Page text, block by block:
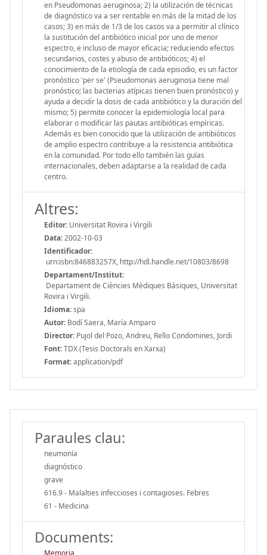
en Pseudomonas aeruginosa; 2) la utilización de técnicas
de diagnóstico va a ser rentable en más de la mitad de los
casos; 3) en más de 1/3 de los casos va a permitir al clínico
la sustitución del antibiótico inicial por uno de menor
espectro, e incluso de mayor eficacia; reduciendo efectos
secundarios, costes y abuso de antibióticos; 4) el
conocimiento de la etiología de cada episodio, es un factor
pronóstico 'per se' (Pseudomonas aeruginosa tiene mal
pronóstico; las bacterias atípicas tienen buen pronóstico) y
ayuda a decidir la dosis de cada antibiótico y la duración del
mismo; 5) permite conocer la epidemiología local para
elaborar o modificar las pautas antibióticas empíricas.
Además es bien conocido que la utilización de antibióticos
de amplio espectro contribuye a la resistencia antibiótica
en la comunidad. Por todo ello también las guías
internacionales, deben adaptarse a la realidad de cada
centro.
Altres:
Editor: Universitat Rovira i Virgili
Data:2002-10-03
Identificador:
urn:isbn:846883257X, http://hdl.handle.net/10803/8698
Departament/Institut:
Departament de Ciències Mèdiques Bàsiques, Universitat
Rovira i Virgili.
Idioma:spa
Autor: Bodí Saera, María Amparo
Director: Pujol del Pozo, Andreu, Rello Condomines, Jordi
Font:TDX (Tesis Doctorals en Xarxa)
Format:application/pdf
Paraules clau:
neumonía
diagnóstico
grave
616.9 - Malalties infeccioses i contagioses. Febres
61 - Medicina
Documents:
Memoria